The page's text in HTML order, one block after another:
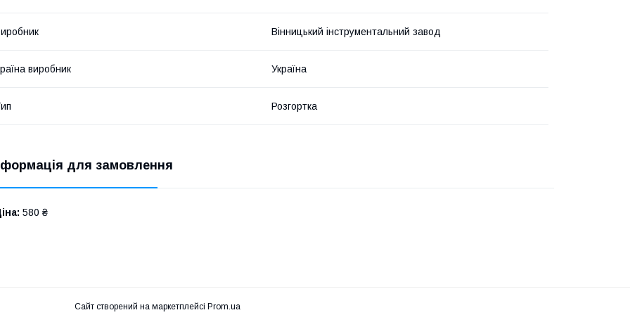
Вінницький інструментальний завод
виробник Україна
Розгортка
для замовлення
580 ₴
Сайт створений на маркетплейсі Prom.ua